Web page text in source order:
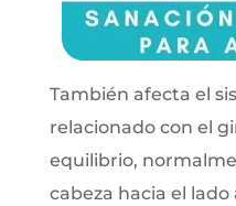
También afecta el
relacionado con el
equilibrio,
cabeza hacia el